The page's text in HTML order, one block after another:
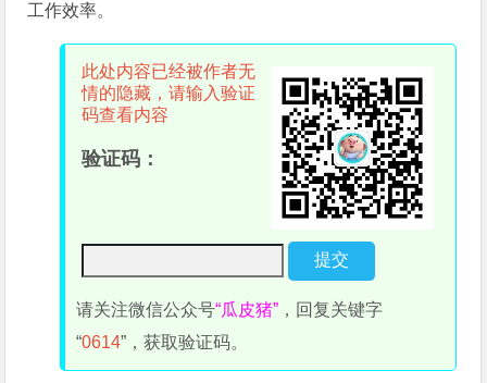
工作效率。
此处内容已经被作者无
情的隐藏，请输入验证
码查看内容
验证码：
请关注微信公众号“瓜皮猪” ，回复关键字
“0614”，获取验证码。